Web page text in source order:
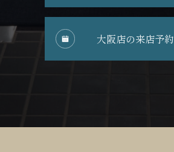
大阪店の来店予約